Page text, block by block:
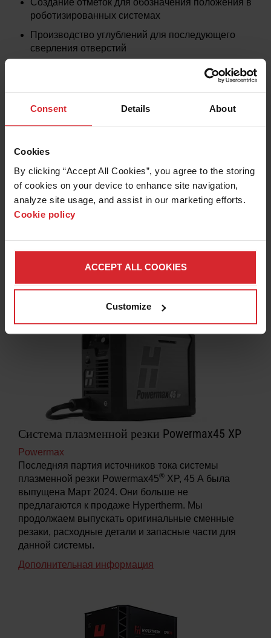
Consent Details About
Cookies
By clicking “Accept All Cookies”, you agree to the storing
of cookies on your device to enhance site navigation,
analyze site usage, and assist in our marketing efforts.
Cookie policy
ACCEPT ALL COOKIES
Customize
Создание отметок для обозначения положения в
роботизированных системах
Производство углублений для последующего
сверления отверстий
Обзор продуктов для
маркировки
Система плазменной резки Powermax45 XP
Powermax
Последняя партия источников тока системы
плазменной резки Powermax45® XP, 45 А была
выпущена Март 2024. Они больше не
предлагаются к продаже Hypertherm. Мы
продолжаем выпускать оригинальные сменные
резаки, расходные детали и запасные части для
данной системы.
Дополнительная информация